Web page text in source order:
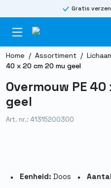
Gratis
Home / Assortiment /
40 x 20 cm 20 mu geel
Overmouw PE
geel
Art. nr.: 41315200300
Eenheid: Doos